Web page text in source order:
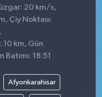
20 km/s,
Çiy Noktası:
10 km, Gün
18:51
Afyonkarahisar